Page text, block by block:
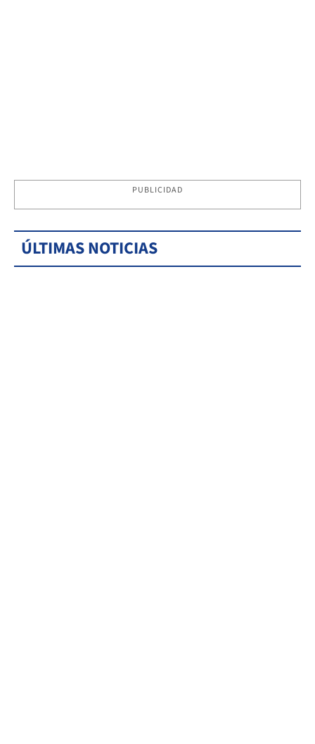
PUBLICIDAD
ÚLTIMAS NOTICIAS